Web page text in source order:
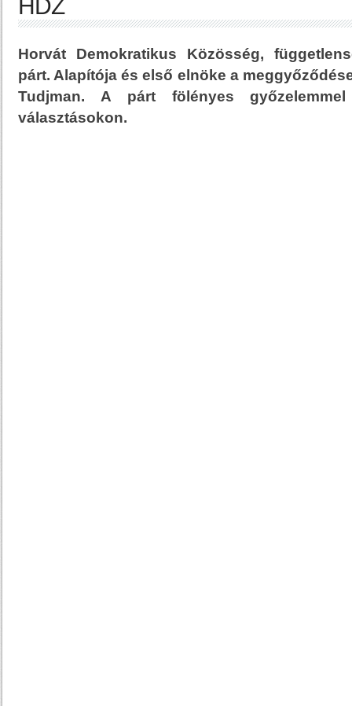
HDZ
Horvát Demokratikus Közösség,
párt. Alapítója és első elnöke a
Tudjman. A párt fölényes
választásokon.